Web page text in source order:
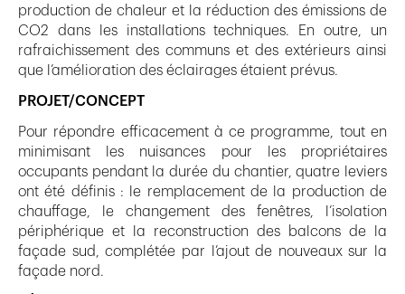
production de chaleur et la réduction des émissions de
CO2 dans les installations techniques. En outre, un
rafraichissement des communs et des extérieurs ainsi
que l’amélioration des éclairages étaient prévus.
PROJET/CONCEPT
Pour répondre efficacement à ce programme, tout en
minimisant les nuisances pour les propriétaires
occupants pendant la durée du chantier, quatre leviers
ont été définis : le remplacement de la production de
chauffage, le changement des fenêtres, l’isolation
périphérique et la reconstruction des balcons de la
façade sud, complétée par l’ajout de nouveaux sur la
façade nord.